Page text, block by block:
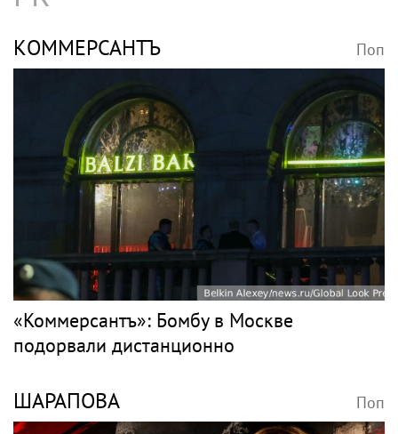
КОММЕРСАНТЪ Поп
«Коммерсантъ»: Бомбу в Москве
подорвали дистанционно
ШАРАПОВА Поп